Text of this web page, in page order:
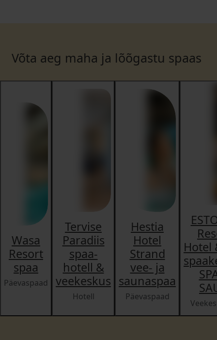
Võta aeg maha ja lõõgastu spaas
Wasa
Resort
spaa
Päevaspaad
Tervise
Paradiis
spaa-
hotell &
veekeskus
Hotell
Hestia
Hotel
Strand
vee- ja
saunaspaa
Päevaspaad
Hotel